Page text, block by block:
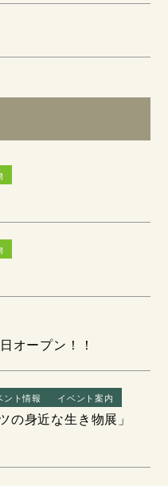
オープン！！
ント情報 イベント案内
の身近な生き物展」